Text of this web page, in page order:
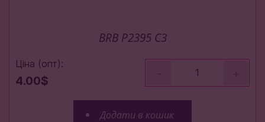
BRB P2395 C3
Ціна (опт):
4.00$
- +
Додати в кошик